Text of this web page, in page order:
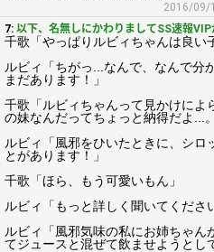
2016/09/
7: 以下、名無しにかわりましてSS速報
千歌「やっぱりルビィちゃんは良い
ルビィ「ちがっ...なんで、なんで分
まだあります！」
千歌「ルビィちゃんって見かけによ
の妹なんだってちょっと納得だよ...
ルビィ「風邪をひいたときに、シロ
とがあります！」
千歌「ほら、もう可愛いもん」
ルビィ「もっと詳しく聞いてくださ
ルビィ「風邪気味の私にお姉ちゃん
てジュースと混ぜて飲ませようとし